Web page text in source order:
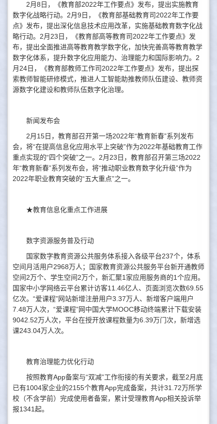
2月8日，《教育部2022年工作要点》发布，提出实施教育
数字化战略行动。2月9日，《教育部基础教育司2022年工作要
点》发布，提出深化信息技术应用改革，实施基础教育数字化战
略行动。2月23日，《教育部高等教育司2022年工作要点》发
布，提出全面推进高等教育教学数字化，加快完善高等教育教学
数字化体系，提升数字化应用能力、治理能力和国际影响力。2
月24日，《教育部教师工作司2022年工作要点》发布，提出探
索教师智能研修模式，推进人工智能助推教师队伍建设、教师资
源数字化建设和教师队伍数字化治理。
新闻发布会
2月15日，教育部召开第一场2022年“教育新春”系列发布
会，将“在提高信息化应用水平上突破”作为2022年基础教育工作
重点实现的“四个突破”之一。2月23日，教育部召开第三场2022
年“教育新春”系列发布会，将“推动职业教育数字化升级”作为
2022年职业教育突破的“五大重点”之一。
★教育信息化重点工作进展
数字资源服务普及行动
国家数字教育资源公共服务体系接入各级平台237个，体系
空间月活用户2968万人；国家教育资源公共服务平台新开通教师
空间2万个、学生空间2万个，新汇聚1家应用服务商的1个应用。
国家中小学网络云平台累计访客11.46亿人、页面浏览次数69.55
亿次。“爱课程”网站新增注册用户3.37万人、新增客户端用户
7.48万人次，“爱课程”网中国大学MOOC移动终端累计下载安装
9042.52万人次，平台在授开放课程数量为6.39万门次，新增选
课243.04万人次。
教育治理能力优化行动
按照教育App备案与“双减”工作衔接的有关要求，截至2月底
已有1004家企业的2155个教育App完成备案，共计31.72万所学
校（不含学前）完成使用者备案，累计受理教育App相关投诉举
报1341起。